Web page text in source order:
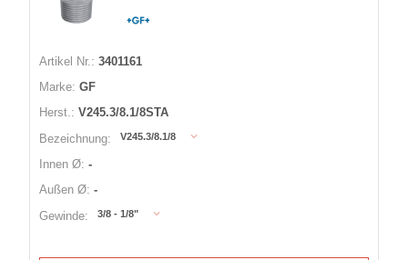
Artikel Nr.: 3401161
Marke: GF
Herst.: V245.3/8.1/8STA
Bezeichnung:
V245.3/8.1/8
Innen Ø: -
Außen Ø: -
Gewinde:
3/8 - 1/8"